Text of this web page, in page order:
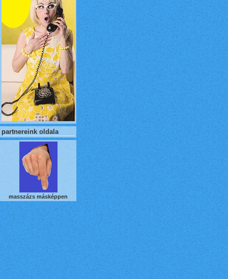
partnereink oldala
masszázs másképpen